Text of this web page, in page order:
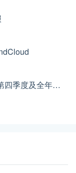
极光将于2022年3月3日公布2021年第四季度及全年财报